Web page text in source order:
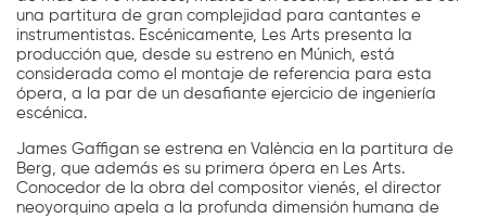
una partitura de gran complejidad para cantantes e
instrumentistas. Escénicamente, Les Arts presenta la
producción que, desde su estreno en Múnich, está
considerada como el montaje de referencia para esta
ópera, a la par de un desafiante ejercicio de ingeniería
escénica.
James Gaffigan se estrena en València en la partitura de
Berg, que además es su primera ópera en Les Arts.
Conocedor de la obra del compositor vienés, el director
neoyorquino apela a la profunda dimensión humana de